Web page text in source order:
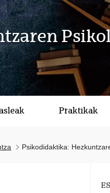
Praktikak
Psikodidaktika: